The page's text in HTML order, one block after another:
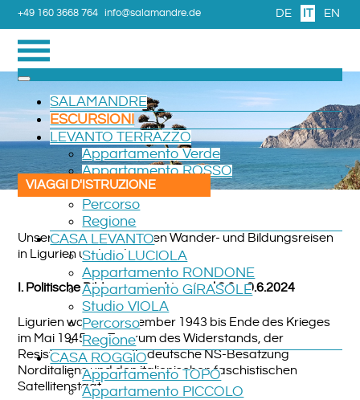
+49 160 3668 764 info@salamandre.de DE IT EN
SALAMANDRE
ESCURSIONI
LEVANTO TERRAZZO
Appartamento Verde
Appartamento ROSSO
Camera
Percorso
Regione
CASA LEVANTO
Studio LUCIOLA
Appartamento RONDONE
Appartamento GIRASOLE
Studio VIOLA
Percorso
Regione
CASA ROGGIO
Appartamento TOPO
Appartamento PICCOLO
VIAGGI D'ISTRUZIONE
Unsere antifaschistischen Wander- und Bildungsreisen
in Ligurien und anderswo:
I. Politische Bildungsreise Ligurien | 2.6. - 9.6.2024
Ligurien war ab September 1943 bis Ende des Krieges
im Mai 1945 ein Zentrum des Widerstands, der
Resistenza, gegen die deutsche NS-Besatzung
Norditaliens und den italienischen faschistischen
Satellitenstaat.